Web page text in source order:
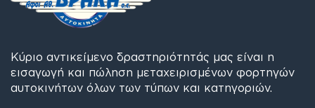
Κύριο αντικείμενο δραστηριότητάς μας είναι η
εισαγωγή και πώληση μεταχειρισμένων φορτηγών
αυτοκινήτων όλων των τύπων και κατηγοριών.